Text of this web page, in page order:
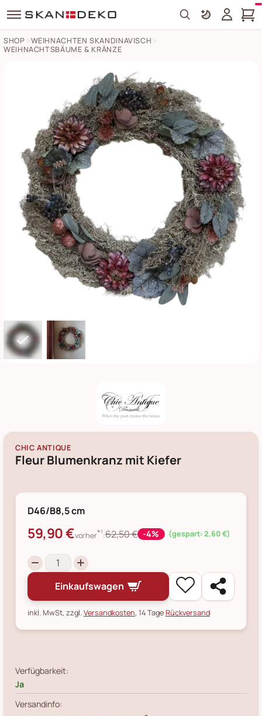
Search
SHOP
WEIHNACHTEN SKANDINAVISCH
WEIHNACHTSBÄUME & KRÄNZE
CHIC ANTIQUE
Fleur Blumenkranz mit Kiefer
D46/B8,5 cm
59,90 €vorher*¹:62,50 € -4% (gespart: 2,60 €)
Einkaufswagen
inkl. MwSt, zzgl.Versandkosten, 14 TageRückversand
Verfügbarkeit:
Ja
Versandinfo: